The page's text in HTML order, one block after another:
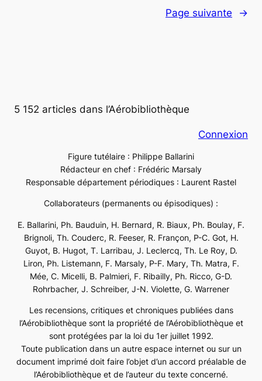
Page suivante →
5 152 articles dans l’Aérobibliothèque
Connexion
Figure tutélaire : Philippe Ballarini
Rédacteur en chef : Frédéric Marsaly
Responsable département périodiques : Laurent Rastel
Collaborateurs (permanents ou épisodiques) :
E. Ballarini, Ph. Bauduin, H. Bernard, R. Biaux, Ph. Boulay, F.
Brignoli, Th. Couderc, R. Feeser, R. Françon, P-C. Got, H.
Guyot, B. Hugot, T. Larribau, J. Leclercq, Th. Le Roy, D.
Liron, Ph. Listemann, F. Marsaly, P-F. Mary, Th. Matra, F.
Mée, C. Micelli, B. Palmieri, F. Ribailly, Ph. Ricco, G-D.
Rohrbacher, J. Schreiber, J-N. Violette, G. Warrener
Les recensions, critiques et chroniques publiées dans
l’Aérobibliothèque sont la propriété de l’Aérobibliothèque et
sont protégées par la loi du 1er juillet 1992.
Toute publication dans un autre espace internet ou sur un
document imprimé doit faire l’objet d’un accord préalable de
l’Aérobibliothèque et de l’auteur du texte concerné.